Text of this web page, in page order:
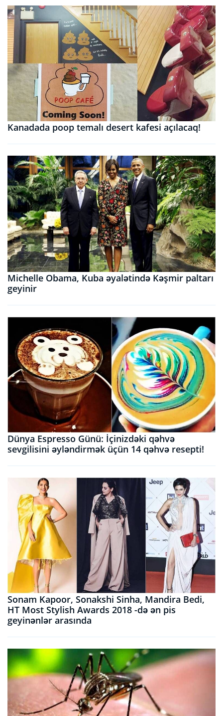
Kanadada poop temalı desert kafesi açılacaq!
Michelle Obama, Kuba əyalətində Kəşmir paltarı
geyinir
Dünya Espresso Günü: İçinizdəki qəhvə
sevgilisini əyləndirmək üçün 14 qəhvə resepti!
Sonam Kapoor, Sonakshi Sinha, Mandira Bedi,
HT Most Stylish Awards 2018 -də ən pis
geyinənlər arasında